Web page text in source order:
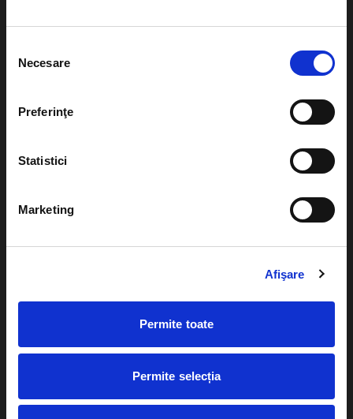
consimțământului
Necesare
Preferinţe
Statistici
Marketing
Afişare
Permite toate
Permite selecția
Evenimente
Teatru
festivaluri
Diverse
Despre noi
Contact